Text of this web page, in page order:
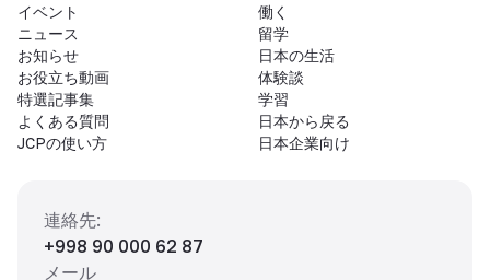
イベント
ニュース
お知らせ
お役立ち動画
特選記事集
よくある質問
JCPの使い方
働く
留学
日本の生活
体験談
学習
日本から戻る
日本企業向け
連絡先:
+998 90 000 62 87
メール